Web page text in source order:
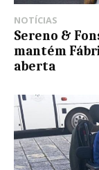
NOTÍCIAS
Sereno &
mantém
aberta